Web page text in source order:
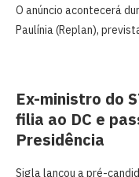
O anúncio acontecerá
Paulínia (Replan),
Ex-ministro do
filia ao DC e
Presidência
Sigla lançou a pré-